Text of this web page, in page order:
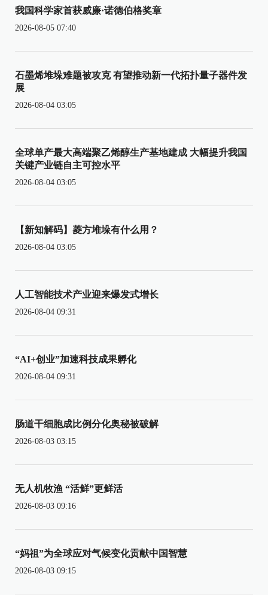
我国科学家首获威廉·诺德伯格奖章
2026-08-05 07:40
石墨烯堆垛难题被攻克 有望推动新一代拓扑量子器件发
展
2026-08-04 03:05
全球单产最大高端聚乙烯醇生产基地建成 大幅提升我国
关键产业链自主可控水平
2026-08-04 03:05
【新知解码】菱方堆垛有什么用？
2026-08-04 03:05
人工智能技术产业迎来爆发式增长
2026-08-04 09:31
“AI+创业”加速科技成果孵化
2026-08-04 09:31
肠道干细胞成比例分化奥秘被破解
2026-08-03 03:15
无人机牧渔 “活鲜”更鲜活
2026-08-03 09:16
“妈祖”为全球应对气候变化贡献中国智慧
2026-08-03 09:15